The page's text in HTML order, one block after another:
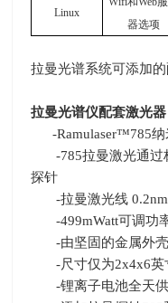
Linux
器选项
拉曼光谱系统可添加的
拉曼光谱仪配套激光器
-Ramulaser™785纳
-785拉曼激光通过
探针
-拉曼激光线
-499mWatt可调功
-由坚固的金属外
-尺寸仅为2x4x6英
-锂离子电池全天